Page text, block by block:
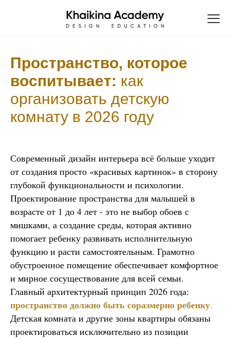
Пространство, которое
воспитывает: как
организовать детскую
комнату в 2026 году
Современный дизайн интерьера всё больше уходит
от создания просто «красивых картинок» в сторону
глубокой функциональности и психологии.
Проектирование пространства для малышей в
возрасте от 1 до 4 лет - это не выбор обоев с
мишками, а создание среды, которая активно
помогает ребенку развивать исполнительную
функцию и расти самостоятельным. Грамотно
обустроенное помещение обеспечивает комфортное
и мирное сосуществование для всей семьи.
Главный архитектурный принцип 2026 года:
пространство должно быть соразмерно ребенку.
Детская комната и другие зоны квартиры обязаны
проектироваться исключительно из позиции